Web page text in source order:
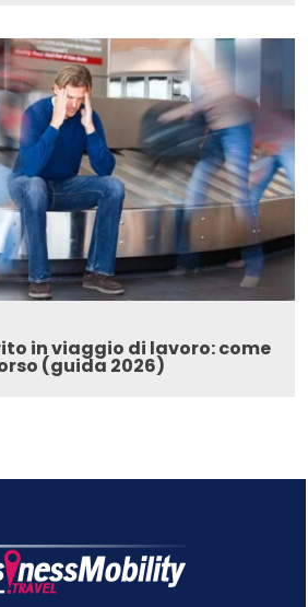
in viaggio di lavoro: come
(guida 2026)